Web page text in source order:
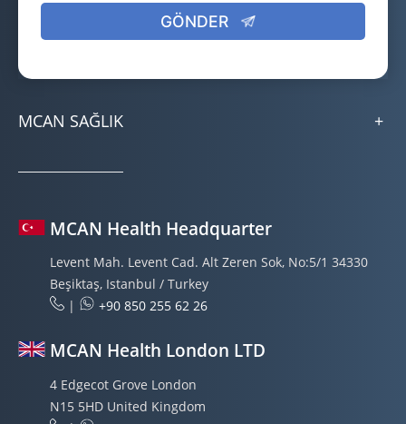
MCAN SAĞLIK
MCAN Health Headquarter
Levent Mah. Levent Cad. Alt Zeren Sok, No:5/1 34330
Beşiktaş, Istanbul / Turkey
|
+90 850 255 62 26
MCAN Health London LTD
4 Edgecot Grove London
N15 5HD United Kingdom